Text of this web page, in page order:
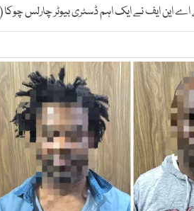
اے این ایف نے ایک اہم ڈسٹری بیوٹر چارلس